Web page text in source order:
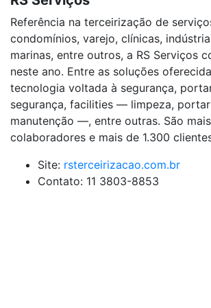
Referência na terceirização de
condomínios, varejo, clínicas,
marinas, entre outros, a RS Serviços
neste ano. Entre as soluções
tecnologia voltada à segurança,
segurança, facilities — limpeza,
manutenção —, entre outras. São
colaboradores e mais de 1.300
Site: rsterceirizacao.com.br
Contato: 11 3803-8853